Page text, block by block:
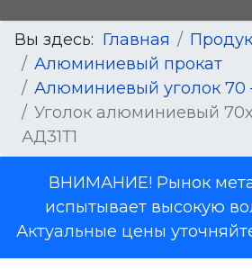
Вы здесь: Главная
Алюминиевый прокат
Алюминиевый уголок
Уголок алюминиевый
АД31Т1
ВНИМАНИЕ! Рынок
испытывает высокую
Актуальные цены